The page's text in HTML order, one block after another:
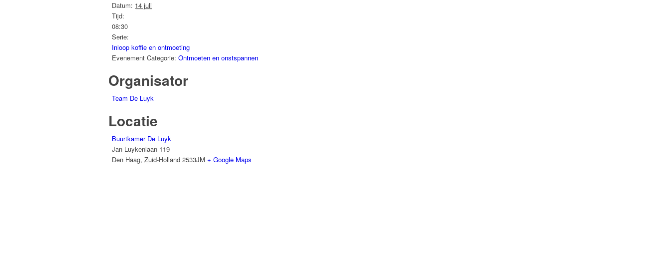
Datum: 14 juli
Tijd:
08:30
Serie:
Inloop koffie en ontmoeting
Evenement Categorie: Ontmoeten en onstspannen
Organisator
Team De Luyk
Locatie
Buurtkamer De Luyk
Jan Luykenlaan 119
Den Haag, Zuid-Holland 2533JM + Google Maps